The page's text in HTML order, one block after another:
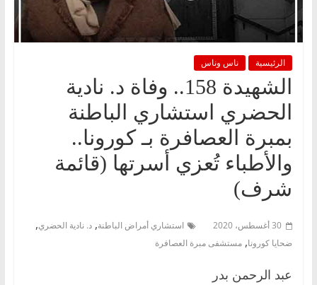
الرئيسية ناس وناس
الشهيدة 158.. وفاة د. نادية
الحضري استشاري الباطنة
بمبرة العصافرة بـ كورونا..
والأطباء تُعزي أسرتها (قائمة
شرف)
30 أغسطس، 2020 استشاري أمراض الباطنة, د. نادية الحضري,
ضحايا كورونا, مستشفى مبرة العصافرة
عبد الرحمن بدر